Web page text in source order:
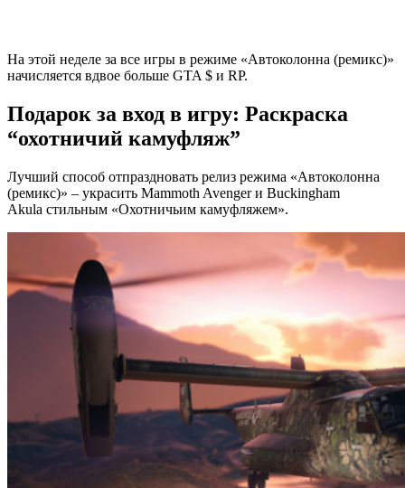
На этой неделе за все игры в режиме «Автоколонна (ремикс)»
начисляется вдвое больше GTA $ и RP.
Подарок за вход в игру: Раскраска
“охотничий камуфляж”
Лучший способ отпраздновать релиз режима «Автоколонна
(ремикс)» – украсить Mammoth Avenger и Buckingham
Akula стильным «Охотничьим камуфляжем».